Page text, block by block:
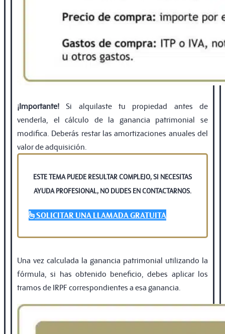
¡Importante! Si alquilaste tu propiedad antes de
venderla, el cálculo de la ganancia patrimonial se
modifica. Deberás restar las amortizaciones anuales del
valor de adquisición.
ESTE TEMA PUEDE RESULTAR COMPLEJO, SI NECESITAS
AYUDA PROFESIONAL, NO DUDES EN CONTACTARNOS.
SOLICITAR UNA LLAMADA GRATUITA
Una vez calculada la ganancia patrimonial utilizando la
fórmula, si has obtenido beneficio, debes aplicar los
tramos de IRPF correspondientes a esa ganancia.